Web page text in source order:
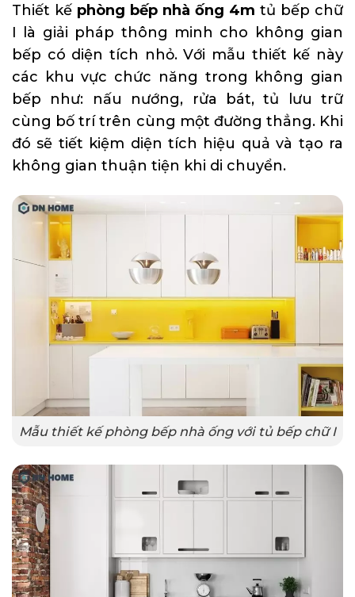
Thiết kế phòng bếp nhà ống 4m tủ bếp chữ
I là giải pháp thông minh cho không gian
bếp có diện tích nhỏ. Với mẫu thiết kế này
các khu vực chức năng trong không gian
bếp như: nấu nướng, rửa bát, tủ lưu trữ
cùng bố trí trên cùng một đường thẳng. Khi
đó sẽ tiết kiệm diện tích hiệu quả và tạo ra
không gian thuận tiện khi di chuyển.
Mẫu thiết kế phòng bếp nhà ống với tủ bếp chữ I